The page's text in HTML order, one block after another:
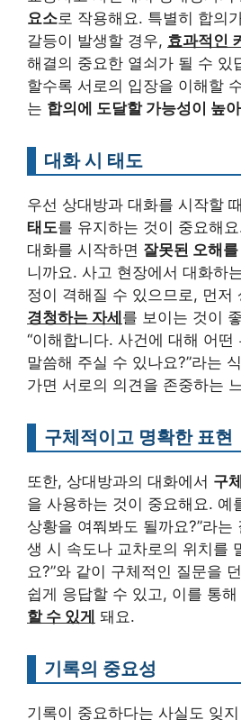
요소로 작용해요. 특별히 합의
갈등이 발생할 경우, 효과적인
해결의 중요한 열쇠가 될 수 있
할수록 서로의 입장을 이해할
는 합의에 도달할 가능성이 높
대화 시 태도
우선 상대방과 대화를 시작할
태도를 유지하는 것이 중요해
대화를 시작하면 잘못된 오해
니까요. 사고 현장에서 대화하
정이 격해질 수 있으므로, 먼저
경청하는 자세를 보이는 것이
“이해합니다. 사건에 대해 어떤
말씀해 주실 수 있나요?”라는
가면 서로의 의견을 존중하는
구체적이고 명확한 표현
또한, 상대방과의 대화에서 구
을 사용하는 것이 중요해요. 예
상황을 여쭤봐도 될까요?”라는
생 시 속도나 교차로의 위치를
요?”와 같이 구체적인 질문을
쉽게 응답할 수 있고, 이를 통해
할 수 있게 돼요.
기록의 중요성
기록이 중요하다는 사실도 잊